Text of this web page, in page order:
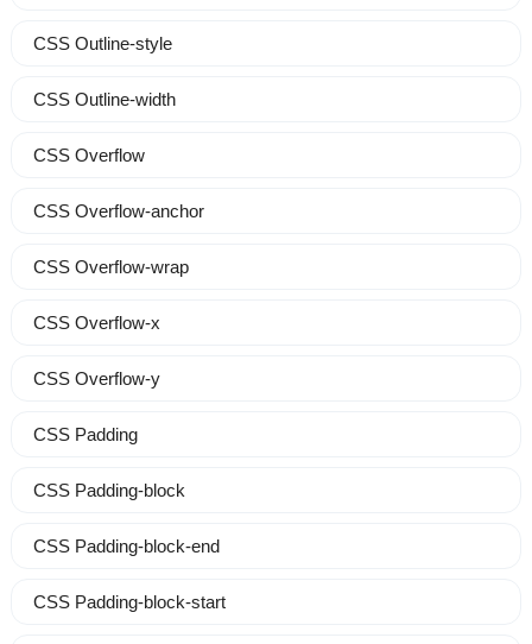
CSS Outline-style
CSS Outline-width
CSS Overflow
CSS Overflow-anchor
CSS Overflow-wrap
CSS Overflow-x
CSS Overflow-y
CSS Padding
CSS Padding-block
CSS Padding-block-end
CSS Padding-block-start